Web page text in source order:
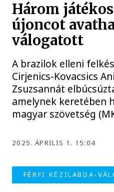
Három
újoncot
válogatott
A brazilok elleni
Cirjenics-Kovacsics
Zsuzsannát
amelynek keretében
magyar szövetség
2025. ÁPRILIS 1. 15:04
FÉRFI KÉZILABDA-